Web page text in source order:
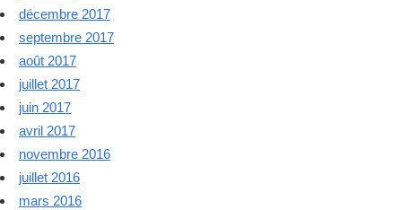
décembre 2017
septembre 2017
août 2017
juillet 2017
juin 2017
avril 2017
novembre 2016
juillet 2016
mars 2016